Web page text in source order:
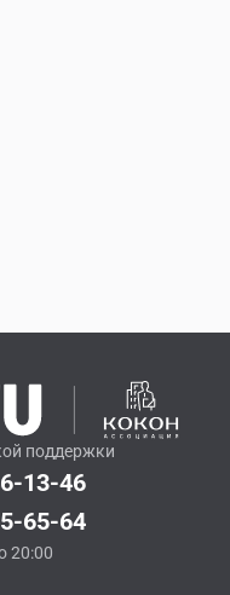
поддержки
13-46
65-64
20:00